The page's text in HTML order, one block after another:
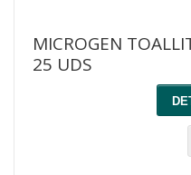
MICROGEN
25 UDS